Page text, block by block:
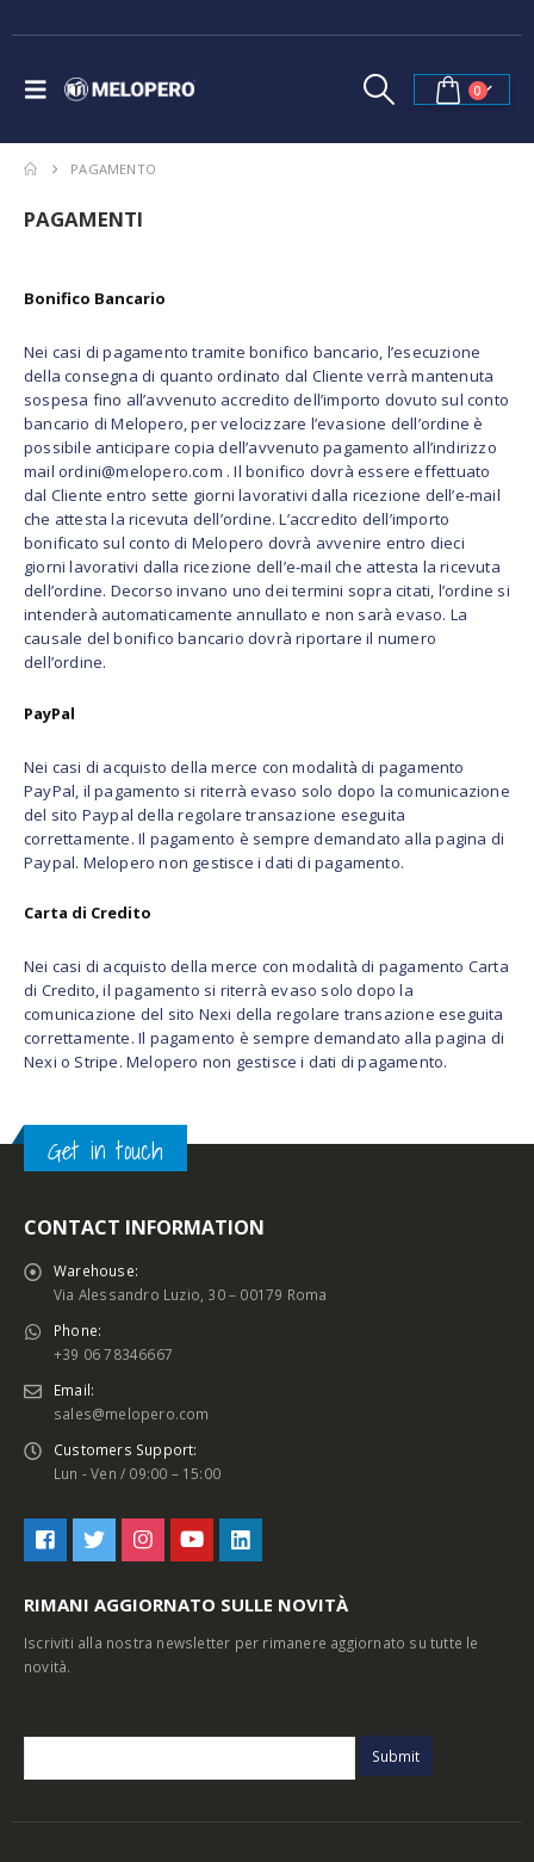
0
PAGAMENTO
PAGAMENTI
Bonifico Bancario
Nei casi di pagamento tramite bonifico bancario, l’esecuzione
della consegna di quanto ordinato dal Cliente verrà mantenuta
sospesa fino all’avvenuto accredito dell’importo dovuto sul conto
bancario di Melopero, per velocizzare l’evasione dell’ordine è
possibile anticipare copia dell’avvenuto pagamento all’indirizzo
mail ordini@melopero.com . Il bonifico dovrà essere effettuato
dal Cliente entro sette giorni lavorativi dalla ricezione dell’e-mail
che attesta la ricevuta dell’ordine. L’accredito dell’importo
bonificato sul conto di Melopero dovrà avvenire entro dieci
giorni lavorativi dalla ricezione dell’e-mail che attesta la ricevuta
dell’ordine. Decorso invano uno dei termini sopra citati, l’ordine si
intenderà automaticamente annullato e non sarà evaso. La
causale del bonifico bancario dovrà riportare il numero
dell’ordine.
PayPal
Nei casi di acquisto della merce con modalità di pagamento
PayPal, il pagamento si riterrà evaso solo dopo la comunicazione
del sito Paypal della regolare transazione eseguita
correttamente. Il pagamento è sempre demandato alla pagina di
Paypal. Melopero non gestisce i dati di pagamento.
Carta di Credito
Nei casi di acquisto della merce con modalità di pagamento Carta
di Credito, il pagamento si riterrà evaso solo dopo la
comunicazione del sito Nexi della regolare transazione eseguita
correttamente. Il pagamento è sempre demandato alla pagina di
Nexi o Stripe. Melopero non gestisce i dati di pagamento.
Get in touch
CONTACT INFORMATION
Warehouse:
Via Alessandro Luzio, 30 – 00179 Roma
Phone:
+39 06 78346667
Email:
sales@melopero.com
Customers Support:
Lun - Ven / 09:00 – 15:00
RIMANI AGGIORNATO SULLE NOVITÀ
Iscriviti alla nostra newsletter per rimanere aggiornato su tutte le
novità.